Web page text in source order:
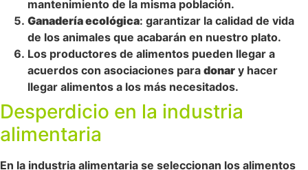
mantenimiento de la misma población.
Ganadería ecológica: garantizar la calidad de vida
de los animales que acabarán en nuestro plato.
Los productores de alimentos pueden llegar a
acuerdos con asociaciones para donar y hacer
llegar alimentos a los más necesitados.
Desperdicio en la industria
alimentaria
En la industria alimentaria se seleccionan los alimentos